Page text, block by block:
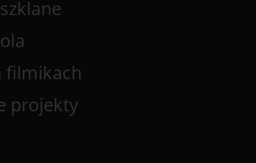
filmikach
projekty